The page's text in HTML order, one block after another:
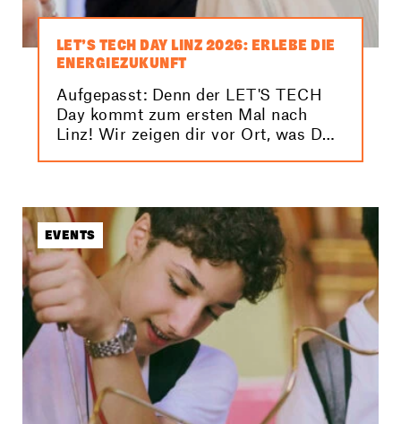
LET’S TECH DAY LINZ 2026: ERLEBE DIE
ENERGIEZUKUNFT
Aufgepasst: Denn der LET'S TECH
Day kommt zum ersten Mal nach
Linz! Wir zeigen dir vor Ort, was DU
EVENTS